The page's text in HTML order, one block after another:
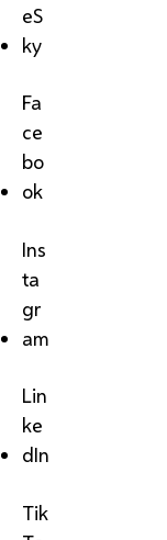
eS
ky
Fa
ce
bo
ok
Ins
ta
gr
am
Lin
ke
dIn
Tik